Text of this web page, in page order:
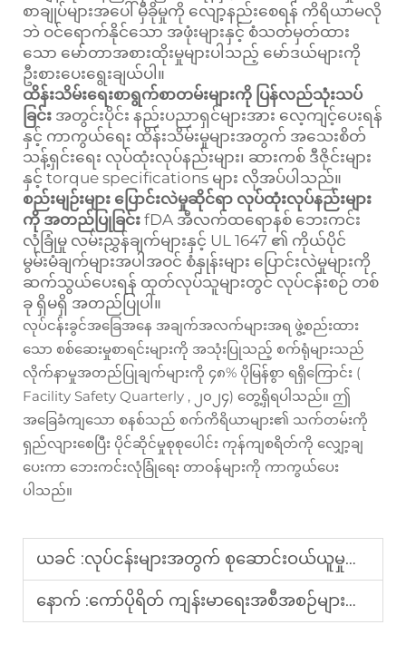
စာချုပ်များအပေါ် မှီခိုမှုကို လျော့နည်းစေရန် ကိရိယာမလို
ဘဲ ဝင်ရောက်နိုင်သော အဖုံးများနှင့် စံသတ်မှတ်ထား
သော မော်တာအစားထိုးမှုများပါသည့် မော်ဒယ်များကို
ဦးစားပေးရွေးချယ်ပါ။
ထိန်းသိမ်းရေးစာရွက်စာတမ်းများကို ပြန်လည်သုံးသပ်
ခြင်း အတွင်းပိုင်း နည်းပညာရှင်များအား လေ့ကျင့်ပေးရန်
နှင့် ကာကွယ်ရေး ထိန်းသိမ်းမှုများအတွက် အသေးစိတ်
သန့်ရှင်းရေး လုပ်ထုံးလုပ်နည်းများ၊ ဆားကစ် ဒီဇိုင်းများ
နှင့် torque specifications များ လိုအပ်ပါသည်။
စည်းမျဉ်းများ ပြောင်းလဲမှုဆိုင်ရာ လုပ်ထုံးလုပ်နည်းများ
ကို အတည်ပြုခြင်း fDA အီလက်ထရောနစ် ဘေးကင်း
လုံခြုံမှု လမ်းညွှန်ချက်များနှင့် UL 1647 ၏ ကိုယ်ပိုင်
မွမ်းမံချက်များအပါအဝင် စံနှုန်းများ ပြောင်းလဲမှုများကို
ဆက်သွယ်ပေးရန် ထုတ်လုပ်သူများတွင် လုပ်ငန်းစဉ် တစ်
ခု ရှိမရှိ အတည်ပြုပါ။
လုပ်ငန်းခွင်အခြေအနေ အချက်အလက်များအရ ဖွဲ့စည်းထား
သော စစ်ဆေးမှုစာရင်းများကို အသုံးပြုသည့် စက်ရုံများသည်
လိုက်နာမှုအတည်ပြုချက်များကို ၄၈% ပိုမြန်စွာ ရရှိကြောင်း (
Facility Safety Quarterly , ၂၀၂၄) တွေ့ရှိရပါသည်။ ဤ
အခြေခံကျသော စနစ်သည် စက်ကိရိယာများ၏ သက်တမ်းကို
ရှည်လျားစေပြီး ပိုင်ဆိုင်မှုစုစုပေါင်း ကုန်ကျစရိတ်ကို လျှော့ချ
ပေးကာ ဘေးကင်းလုံခြုံရေး တာဝန်များကို ကာကွယ်ပေး
ပါသည်။
ယခင် :လုပ်ငန်းများအတွက် စုဆောင်းဝယ်ယူမှုလိုအပ်ချက်များနှင့်ကိုက်ညီသော မက်ဆေ့ခ်ပိုက်လိုဘယ်သည်မည်သည့်နှိပ်နယ်ရေးပိုက်ဆံဖြစ်ပါသလဲ။
နောက် :ကော်ပိုရိတ် ကျန်းမာရေးအစီအစဉ်များတွင် လူကြိုက်များသော ဦးခေါင်းနှိပ်နယ်စက်မှာ ဘာဖြစ်ပါသလဲ။